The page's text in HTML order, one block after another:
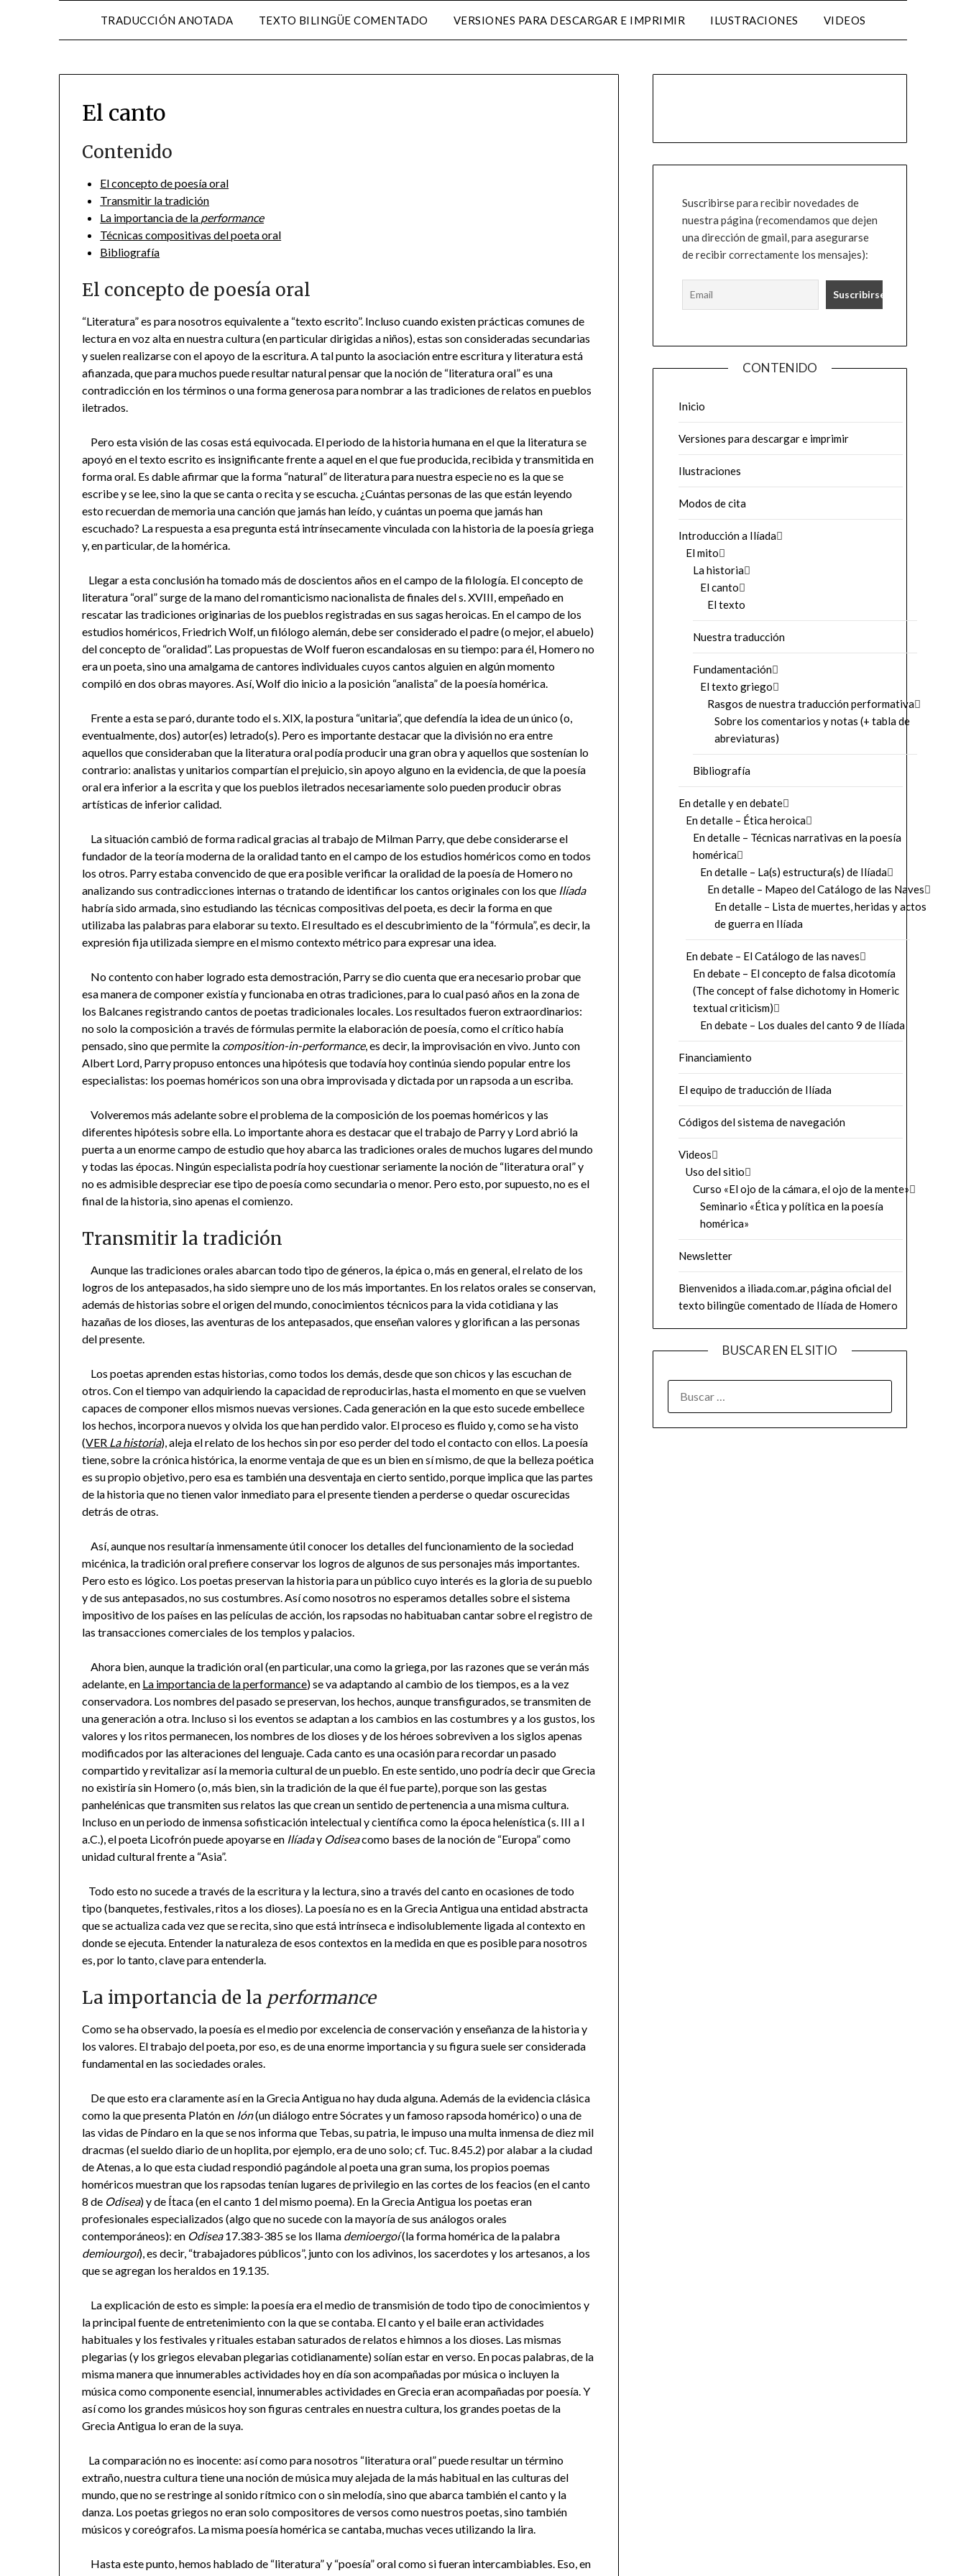
TRADUCCIÓN ANOTADA TEXTO BILINGÜE COMENTADO VERSIONES PARA DESCARGAR E IMPRIMIR ILUSTRACIONES VIDEOS
El canto
Contenido
El concepto de poesía oral
Transmitir la tradición
La importancia de la performance
Técnicas compositivas del poeta oral
Bibliografía
El concepto de poesía oral
“Literatura” es para nosotros equivalente a “texto escrito”. Incluso cuando existen prácticas comunes de
lectura en voz alta en nuestra cultura (en particular dirigidas a niños), estas son consideradas secundarias
y suelen realizarse con el apoyo de la escritura. A tal punto la asociación entre escritura y literatura está
afianzada, que para muchos puede resultar natural pensar que la noción de “literatura oral” es una
contradicción en los términos o una forma generosa para nombrar a las tradiciones de relatos en pueblos
iletrados.
Pero esta visión de las cosas está equivocada. El periodo de la historia humana en el que la literatura se
apoyó en el texto escrito es insignificante frente a aquel en el que fue producida, recibida y transmitida en
forma oral. Es dable afirmar que la forma “natural” de literatura para nuestra especie no es la que se
escribe y se lee, sino la que se canta o recita y se escucha. ¿Cuántas personas de las que están leyendo
esto recuerdan de memoria una canción que jamás han leído, y cuántas un poema que jamás han
escuchado? La respuesta a esa pregunta está intrínsecamente vinculada con la historia de la poesía griega
y, en particular, de la homérica.
Llegar a esta conclusión ha tomado más de doscientos años en el campo de la filología. El concepto de
literatura “oral” surge de la mano del romanticismo nacionalista de finales del s. XVIII, empeñado en
rescatar las tradiciones originarias de los pueblos registradas en sus sagas heroicas. En el campo de los
estudios homéricos, Friedrich Wolf, un filólogo alemán, debe ser considerado el padre (o mejor, el abuelo)
del concepto de “oralidad”. Las propuestas de Wolf fueron escandalosas en su tiempo: para él, Homero no
era un poeta, sino una amalgama de cantores individuales cuyos cantos alguien en algún momento
compiló en dos obras mayores. Así, Wolf dio inicio a la posición “analista” de la poesía homérica.
Frente a esta se paró, durante todo el s. XIX, la postura “unitaria”, que defendía la idea de un único (o,
eventualmente, dos) autor(es) letrado(s). Pero es importante destacar que la división no era entre
aquellos que consideraban que la literatura oral podía producir una gran obra y aquellos que sostenían lo
contrario: analistas y unitarios compartían el prejuicio, sin apoyo alguno en la evidencia, de que la poesía
oral era inferior a la escrita y que los pueblos iletrados necesariamente solo pueden producir obras
artísticas de inferior calidad.
La situación cambió de forma radical gracias al trabajo de Milman Parry, que debe considerarse el
fundador de la teoría moderna de la oralidad tanto en el campo de los estudios homéricos como en todos
los otros. Parry estaba convencido de que era posible verificar la oralidad de la poesía de Homero no
analizando sus contradicciones internas o tratando de identificar los cantos originales con los que Ilíada
habría sido armada, sino estudiando las técnicas compositivas del poeta, es decir la forma en que
utilizaba las palabras para elaborar su texto. El resultado es el descubrimiento de la “fórmula”, es decir, la
expresión fija utilizada siempre en el mismo contexto métrico para expresar una idea.
No contento con haber logrado esta demostración, Parry se dio cuenta que era necesario probar que
esa manera de componer existía y funcionaba en otras tradiciones, para lo cual pasó años en la zona de
los Balcanes registrando cantos de poetas tradicionales locales. Los resultados fueron extraordinarios:
no solo la composición a través de fórmulas permite la elaboración de poesía, como el crítico había
pensado, sino que permite la composition-in-performance, es decir, la improvisación en vivo. Junto con
Albert Lord, Parry propuso entonces una hipótesis que todavía hoy continúa siendo popular entre los
especialistas: los poemas homéricos son una obra improvisada y dictada por un rapsoda a un escriba.
Volveremos más adelante sobre el problema de la composición de los poemas homéricos y las
diferentes hipótesis sobre ella. Lo importante ahora es destacar que el trabajo de Parry y Lord abrió la
puerta a un enorme campo de estudio que hoy abarca las tradiciones orales de muchos lugares del mundo
y todas las épocas. Ningún especialista podría hoy cuestionar seriamente la noción de “literatura oral” y
no es admisible despreciar ese tipo de poesía como secundaria o menor. Pero esto, por supuesto, no es el
final de la historia, sino apenas el comienzo.
Transmitir la tradición
Aunque las tradiciones orales abarcan todo tipo de géneros, la épica o, más en general, el relato de los
logros de los antepasados, ha sido siempre uno de los más importantes. En los relatos orales se conservan,
además de historias sobre el origen del mundo, conocimientos técnicos para la vida cotidiana y las
hazañas de los dioses, las aventuras de los antepasados, que enseñan valores y glorifican a las personas
del presente.
Los poetas aprenden estas historias, como todos los demás, desde que son chicos y las escuchan de
otros. Con el tiempo van adquiriendo la capacidad de reproducirlas, hasta el momento en que se vuelven
capaces de componer ellos mismos nuevas versiones. Cada generación en la que esto sucede embellece
los hechos, incorpora nuevos y olvida los que han perdido valor. El proceso es fluido y, como se ha visto
(VER La historia), aleja el relato de los hechos sin por eso perder del todo el contacto con ellos. La poesía
tiene, sobre la crónica histórica, la enorme ventaja de que es un bien en sí mismo, de que la belleza poética
es su propio objetivo, pero esa es también una desventaja en cierto sentido, porque implica que las partes
de la historia que no tienen valor inmediato para el presente tienden a perderse o quedar oscurecidas
detrás de otras.
Así, aunque nos resultaría inmensamente útil conocer los detalles del funcionamiento de la sociedad
micénica, la tradición oral prefiere conservar los logros de algunos de sus personajes más importantes.
Pero esto es lógico. Los poetas preservan la historia para un público cuyo interés es la gloria de su pueblo
y de sus antepasados, no sus costumbres. Así como nosotros no esperamos detalles sobre el sistema
impositivo de los países en las películas de acción, los rapsodas no habituaban cantar sobre el registro de
las transacciones comerciales de los templos y palacios.
Ahora bien, aunque la tradición oral (en particular, una como la griega, por las razones que se verán más
adelante, en La importancia de la performance) se va adaptando al cambio de los tiempos, es a la vez
conservadora. Los nombres del pasado se preservan, los hechos, aunque transfigurados, se transmiten de
una generación a otra. Incluso si los eventos se adaptan a los cambios en las costumbres y a los gustos, los
valores y los ritos permanecen, los nombres de los dioses y de los héroes sobreviven a los siglos apenas
modificados por las alteraciones del lenguaje. Cada canto es una ocasión para recordar un pasado
compartido y revitalizar así la memoria cultural de un pueblo. En este sentido, uno podría decir que Grecia
no existiría sin Homero (o, más bien, sin la tradición de la que él fue parte), porque son las gestas
panhelénicas que transmiten sus relatos las que crean un sentido de pertenencia a una misma cultura.
Incluso en un periodo de inmensa sofisticación intelectual y científica como la época helenística (s. III a I
a.C.), el poeta Licofrón puede apoyarse en Ilíaday Odiseacomo bases de la noción de “Europa” como
unidad cultural frente a “Asia”.
Todo esto no sucede a través de la escritura y la lectura, sino a través del canto en ocasiones de todo
tipo (banquetes, festivales, ritos a los dioses). La poesía no es en la Grecia Antigua una entidad abstracta
que se actualiza cada vez que se recita, sino que está intrínseca e indisolublemente ligada al contexto en
donde se ejecuta. Entender la naturaleza de esos contextos en la medida en que es posible para nosotros
es, por lo tanto, clave para entenderla.
La importancia de la performance
Como se ha observado, la poesía es el medio por excelencia de conservación y enseñanza de la historia y
los valores. El trabajo del poeta, por eso, es de una enorme importancia y su figura suele ser considerada
fundamental en las sociedades orales.
De que esto era claramente así en la Grecia Antigua no hay duda alguna. Además de la evidencia clásica
como la que presenta Platón en Ión(un diálogo entre Sócrates y un famoso rapsoda homérico) o una de
las vidas de Píndaro en la que se nos informa que Tebas, su patria, le impuso una multa inmensa de diez mil
dracmas (el sueldo diario de un hoplita, por ejemplo, era de uno solo; cf. Tuc. 8.45.2) por alabar a la ciudad
de Atenas, a lo que esta ciudad respondió pagándole al poeta una gran suma, los propios poemas
homéricos muestran que los rapsodas tenían lugares de privilegio en las cortes de los feacios (en el canto
8 de Odisea) y de Ítaca (en el canto 1 del mismo poema). En la Grecia Antigua los poetas eran
profesionales especializados (algo que no sucede con la mayoría de sus análogos orales
contemporáneos): en Odisea17.383-385 se los llama demioergoí(la forma homérica de la palabra
demiourgoí), es decir, “trabajadores públicos”, junto con los adivinos, los sacerdotes y los artesanos, a los
que se agregan los heraldos en 19.135.
La explicación de esto es simple: la poesía era el medio de transmisión de todo tipo de conocimientos y
la principal fuente de entretenimiento con la que se contaba. El canto y el baile eran actividades
habituales y los festivales y rituales estaban saturados de relatos e himnos a los dioses. Las mismas
plegarias (y los griegos elevaban plegarias cotidianamente) solían estar en verso. En pocas palabras, de la
misma manera que innumerables actividades hoy en día son acompañadas por música o incluyen la
música como componente esencial, innumerables actividades en Grecia eran acompañadas por poesía. Y
así como los grandes músicos hoy son figuras centrales en nuestra cultura, los grandes poetas de la
Grecia Antigua lo eran de la suya.
La comparación no es inocente: así como para nosotros “literatura oral” puede resultar un término
extraño, nuestra cultura tiene una noción de música muy alejada de la más habitual en las culturas del
mundo, que no se restringe al sonido rítmico con o sin melodía, sino que abarca también el canto y la
danza. Los poetas griegos no eran solo compositores de versos como nuestros poetas, sino también
músicos y coreógrafos. La misma poesía homérica se cantaba, muchas veces utilizando la lira.
Hasta este punto, hemos hablado de “literatura” y “poesía” oral como si fueran intercambiables. Eso, en
Suscribirse para recibir novedades de
nuestra página (recomendamos que dejen
una dirección de gmail, para asegurarse
de recibir correctamente los mensajes):
CONTENIDO
Inicio
Versiones para descargar e imprimir
Ilustraciones
Modos de cita
Introducción a Ilíada
El mito
La historia
El canto
El texto
Nuestra traducción
Fundamentación
El texto griego
Rasgos de nuestra traducción performativa
Sobre los comentarios y notas (+ tabla de
abreviaturas)
Bibliografía
En detalle y en debate
En detalle – Ética heroica
En detalle – Técnicas narrativas en la poesía
homérica
En detalle – La(s) estructura(s) de Ilíada
En detalle – Mapeo del Catálogo de las Naves
En detalle – Lista de muertes, heridas y actos
de guerra en Ilíada
En debate – El Catálogo de las naves
En debate – El concepto de falsa dicotomía
(The concept of false dichotomy in Homeric
textual criticism)
En debate – Los duales del canto 9 de Ilíada
Financiamiento
El equipo de traducción de Ilíada
Códigos del sistema de navegación
Videos
Uso del sitio
Curso «El ojo de la cámara, el ojo de la mente»
Seminario «Ética y política en la poesía
homérica»
Newsletter
Bienvenidos a iliada.com.ar, página oficial del
texto bilingüe comentado de Ilíada de Homero
BUSCAR EN EL SITIO